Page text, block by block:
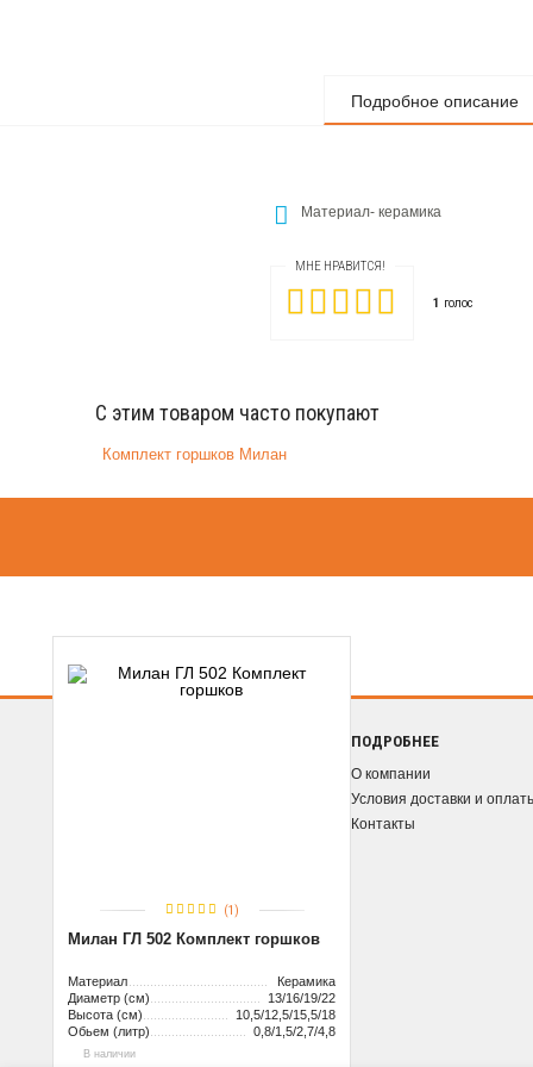
Подробное описание
Материал- керамика
МНЕ НРАВИТСЯ!
1 голос
С этим товаром часто покупают
Комплект горшков Милан
(1)
Милан ГЛ 502 Комплект горшков
Материал
Керамика
Диаметр (см)
13/16/19/22
Высота (см)
10,5/12,5/15,5/18
Обьем (литр)
0,8/1,5/2,7/4,8
В наличии
ПОДРОБНЕЕ
О компании
Условия доставки и
Контакты